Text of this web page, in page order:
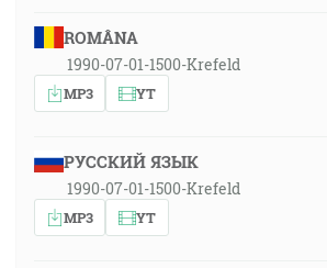
ROMÂNA
1990-07-01-1500-Krefeld
MP3 YT
РУССКИЙ ЯЗЫК
1990-07-01-1500-Krefeld
MP3 YT